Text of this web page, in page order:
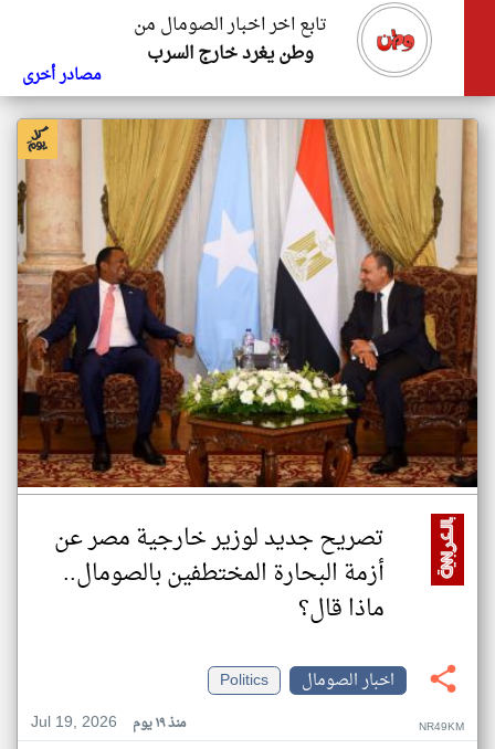
تابع اخر اخبار الصومال من
وطن يغرد خارج السرب
مصادر أخرى
تصريح جديد لوزير خارجية مصر عن
أزمة البحارة المختطفين بالصومال..
ماذا قال؟
اخبار الصومال
Politics
Jul 19, 2026
منذ ١٩ يوم NR49KM